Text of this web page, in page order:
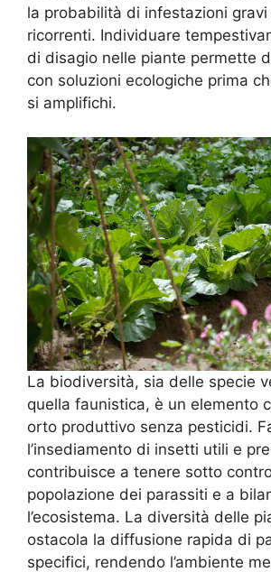
la probabilità di infestazioni
ricorrenti. Individuare
di disagio nelle piante permette
con soluzioni ecologiche prima
si amplifichi.
La biodiversità, sia delle specie
quella faunistica, è un elemento
orto produttivo senza pesticidi.
l’insediamento di insetti utili e
contribuisce a tenere sotto
popolazione dei parassiti e a
l’ecosistema. La diversità delle
ostacola la diffusione rapida di
specifici, rendendo l’ambiente